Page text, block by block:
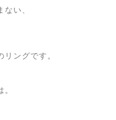
い、
ングです。